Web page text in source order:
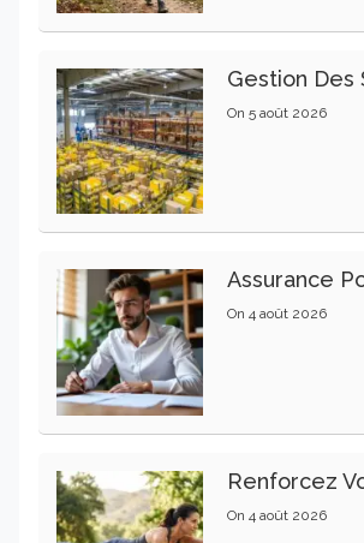
On 5 août 2026
On 4 août 2026
On 4 août 2026